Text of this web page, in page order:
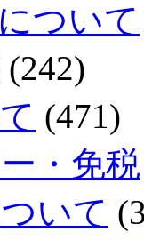
ついて
(242)
(471)
・免税
いて